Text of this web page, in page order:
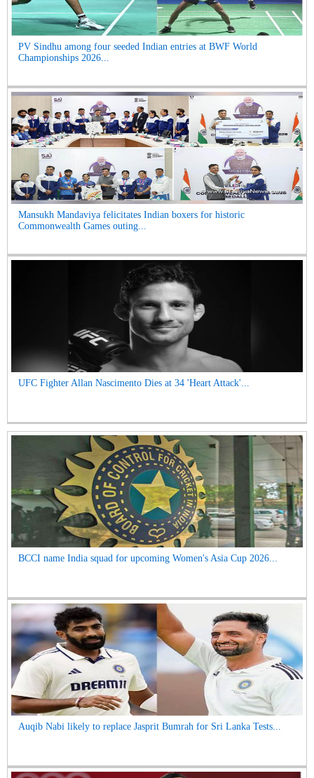
PV Sindhu among four seeded Indian entries at BWF World
Championships 2026...
Mansukh Mandaviya felicitates Indian boxers for historic
Commonwealth Games outing...
UFC Fighter Allan Nascimento Dies at 34 'Heart Attack'...
BCCI name India squad for upcoming Women's Asia Cup 2026...
Auqib Nabi likely to replace Jasprit Bumrah for Sri Lanka Tests...